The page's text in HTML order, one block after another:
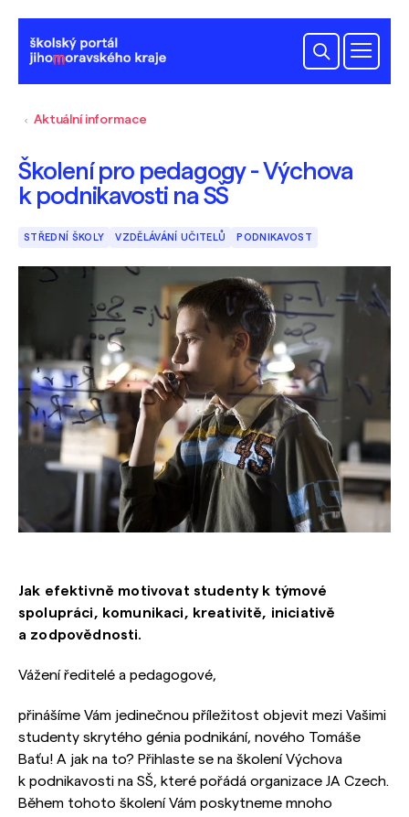
Aktuální informace
Školení pro pedagogy - Výchova
k podnikavosti na SŠ
STŘEDNÍ ŠKOLY VZDĚLÁVÁNÍ UČITELŮ PODNIKAVOST
Jak efektivně motivovat studenty k týmové
spolupráci, komunikaci, kreativitě, iniciativě
a zodpovědnosti.
Vážení ředitelé a pedagogové,
přinášíme Vám jedinečnou příležitost objevit mezi Vašimi
studenty skrytého génia podnikání, nového Tomáše
Baťu! A jak na to? Přihlaste se na školení Výchova
k podnikavosti na SŠ, které pořádá organizace JA Czech.
Během tohoto školení Vám poskytneme mnoho